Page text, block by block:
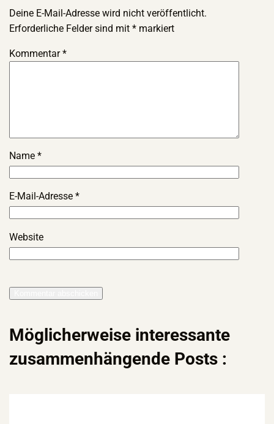
Deine E-Mail-Adresse wird nicht veröffentlicht.
Erforderliche Felder sind mit* markiert
Kommentar*
Name*
E-Mail-Adresse*
Website
Möglicherweise interessante
zusammenhängende Posts :